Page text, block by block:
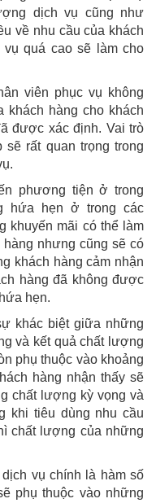
dịch vụ cũng như
về nhu cầu của khách
quá cao sẽ làm cho
viên phục vụ không
khách hàng cho khách
được xác định. Vai trò
rất quan trọng trong
phương tiện ở trong
hứa hẹn ở trong các
khuyến mãi có thể làm
nhưng cũng sẽ có
khách hàng cảm nhận
hàng đã không được
hẹn.
khác biệt giữa những
và kết quả chất lượng
phụ thuộc vào khoảng
hàng nhận thấy sẽ
chất lượng kỳ vọng và
khi tiêu dùng nhu cầu
chất lượng của những
vụ chính là hàm số
phụ thuộc vào những